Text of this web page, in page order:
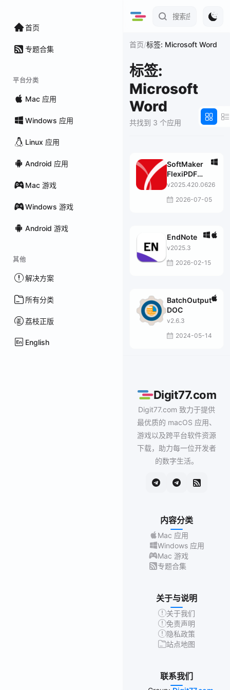
首页
专题合集
平台分类
Mac 应用
Windows 应用
Linux 应用
Android 应用
Mac 游戏
Windows 游戏
Android 游戏
其他
解决方案
所有分类
荔枝正版
English
首页/标签: Microsoft Word
标签:
Microsoft
Word
共找到 3 个应用
SoftMaker
FlexiPDF
Professional
v2025.420.0626
2026-07-05
EndNote
v2025.3
2026-02-15
BatchOutput
DOC
v2.6.3
2024-05-14
Digit77.com
Digit77.com 致力于提供
最优质的 macOS 应用、
游戏以及跨平台软件资源
下载，助力每一位开发者
的数字生活。
内容分类
Mac 应用
Windows 应用
Mac 游戏
专题合集
关于与说明
关于我们
免责声明
隐私政策
站点地图
联系我们